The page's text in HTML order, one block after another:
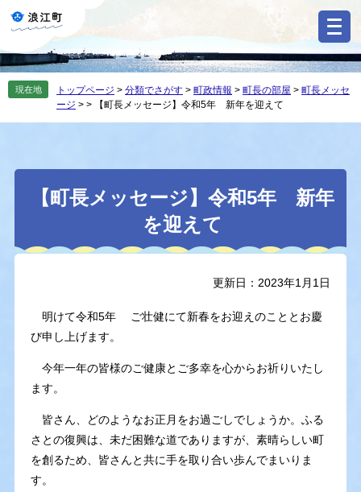
の
先
す
ー
を
し
現在地 トップページ > 分類でさがす > 町政情報 > 町長の部屋 > 町長メッセ
ージ > > 【町長メッセージ】令和5年 新年を迎えて
本
【町長メッセージ】令和5年 新年
を迎えて
更新日：2023年1月1日
明けて令和5年 ご壮健にて新春をお迎えのこととお慶
び申し上げます。
今年一年の皆様のご健康とご多幸を心からお祈りいたし
ます。
皆さん、どのようなお正月をお過ごしでしょうか。ふる
さとの復興は、未だ困難な道でありますが、素晴らしい町
を創るため、皆さんと共に手を取り合い歩んでまいりま
す。